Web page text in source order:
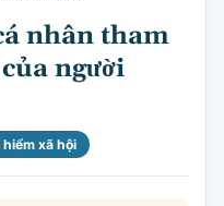
nhân tham
người
hiểm xã hội